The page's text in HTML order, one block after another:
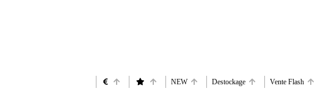
NEW Destockage Vente Flash